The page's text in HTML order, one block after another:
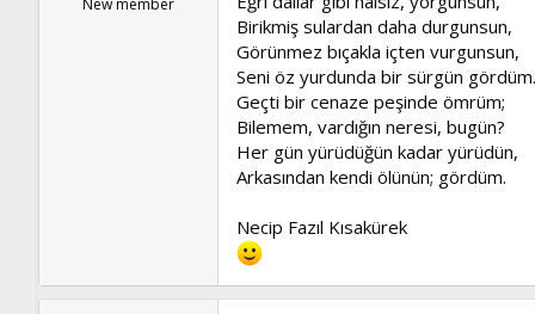
New member
Birikmiş sulardan daha durgunsun,
Görünmez bıçakla içten vurgunsun,
Seni öz yurdunda bir sürgün gördüm.
Geçti bir cenaze peşinde ömrüm;
Bilemem, vardığın neresi, bugün?
Her gün yürüdüğün kadar yürüdün,
Arkasından kendi ölünün; gördüm.
Necip Fazıl Kısakürek